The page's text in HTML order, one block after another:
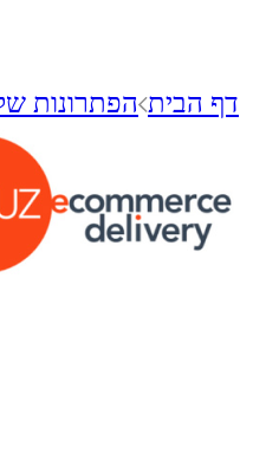
דף הבית הפתרונות